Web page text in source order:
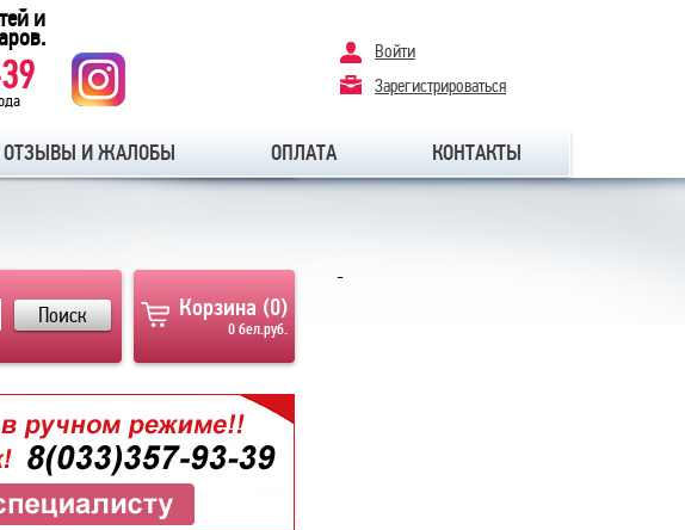
и
ОТЗЫВЫ И ЖАЛОБЫ ОПЛАТА КОНТАКТЫ
Войти
Зарегистрироваться
-
Корзина (0)
0 бел.руб.